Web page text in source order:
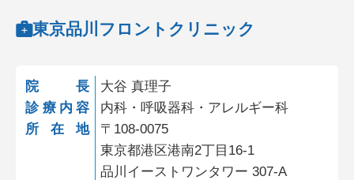
東京品川フロントクリニック
院長
大谷 真理子
診療内容
内科・呼吸器科・アレルギー科
所在地
〒108-0075
東京都港区港南2丁目16-1
品川イーストワンタワー 307-A